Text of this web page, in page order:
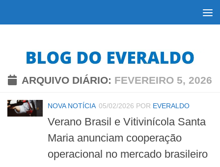
ARQUIVO DIÁRIO: FEVEREIRO 5, 2026
NOVA NOTÍCIA 05/02/2026 POR EVERALDO
Verano Brasil e Vitivinícola Santa
Maria anunciam cooperação
operacional no mercado brasileiro